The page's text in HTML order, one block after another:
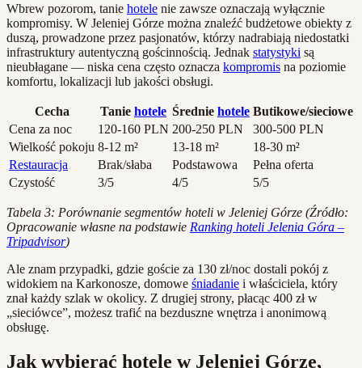
Wbrew pozorom, tanie hotele nie zawsze oznaczają wyłącznie
kompromisy. W Jeleniej Górze można znaleźć budżetowe obiekty z
duszą, prowadzone przez pasjonatów, którzy nadrabiają niedostatki
infrastruktury autentyczną gościnnością. Jednak statystyki są
nieubłagane — niska cena często oznacza kompromis na poziomie
komfortu, lokalizacji lub jakości obsługi.
Cecha Tanie hotele Średnie hotele Butikowe/sieciowe
Cena za noc
120-160 PLN 200-250 PLN
300-500 PLN
Wielkość pokoju 8-12 m² 13-18 m²
18-30 m²
Restauracja
Brak/słaba Podstawowa
Pełna oferta
Czystość
3/5 4/5 5/5
Tabela 3: Porównanie segmentów hoteli w Jeleniej Górze (Źródło:
Opracowanie własne na podstawie Ranking hoteli Jelenia Góra –
Tripadvisor)
Ale znam przypadki, gdzie goście za 130 zł/noc dostali pokój z
widokiem na Karkonosze, domowe śniadanie i właściciela, który
znał każdy szlak w okolicy. Z drugiej strony, płacąc 400 zł w
„sieciówce”, możesz trafić na bezduszne wnętrza i anonimową
obsługę.
Jak wybierać hotele w Jeleniej Górze,